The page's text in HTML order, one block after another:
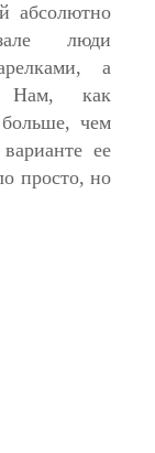
абсолютно
люди
а
Нам, как
чем
ее
просто, но